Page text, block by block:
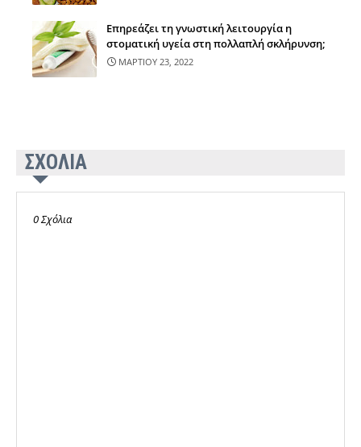
Επηρεάζει τη γνωστική λειτουργία η
στοματική υγεία στη πολλαπλή σκλήρυνση;
ΜΑΡΤΙΟΥ 23, 2022
ΣΧΟΛΙΑ
0 Σχόλια